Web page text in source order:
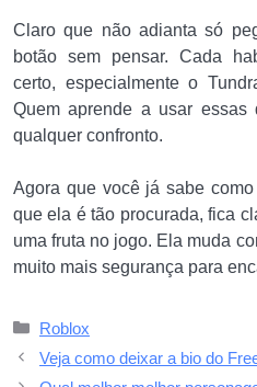
Claro que não adianta só
botão sem pensar. Cada
certo, especialmente o
Quem aprende a usar essas
qualquer confronto.
Agora que você já sabe
que ela é tão procurada, fica
uma fruta no jogo. Ela muda
muito mais segurança para
Categorias
Roblox
Veja como deixar a bio do